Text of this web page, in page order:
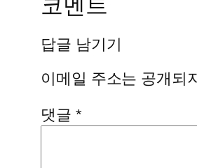
코멘트
답글 남기기
이메일 주소는 공개되
댓글 *